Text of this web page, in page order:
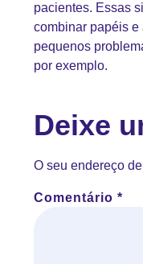
pacientes. Essas
combinar papéis e
pequenos
por exemplo.
Deixe
O seu endereço
Comentário *